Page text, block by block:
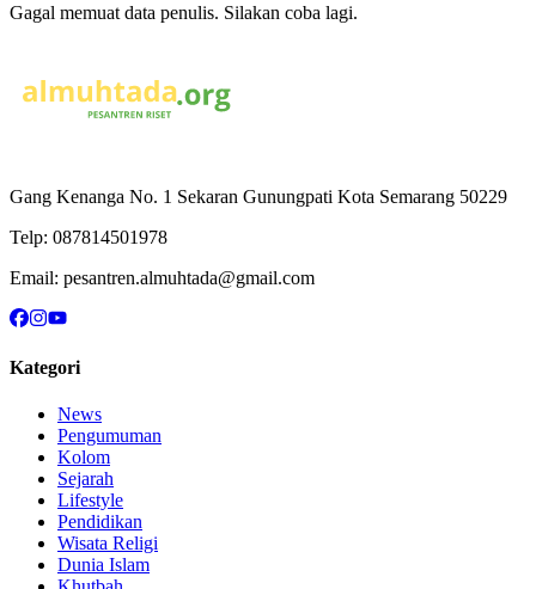
Gagal memuat data penulis. Silakan coba lagi.
Gang Kenanga No. 1 Sekaran Gunungpati Kota Semarang 50229
Telp: 087814501978
Email: pesantren.almuhtada@gmail.com
Kategori
News
Pengumuman
Kolom
Sejarah
Lifestyle
Pendidikan
Wisata Religi
Dunia Islam